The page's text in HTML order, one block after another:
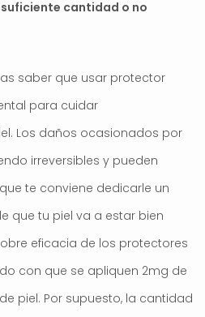
cantidad o no
saber que usar protector
para cuidar
Los daños ocasionados por
irreversibles y pueden
te conviene dedicarle un
que tu piel va a estar bien
eficacia de los protectores
con que se apliquen 2mg de
piel. Por supuesto, la cantidad